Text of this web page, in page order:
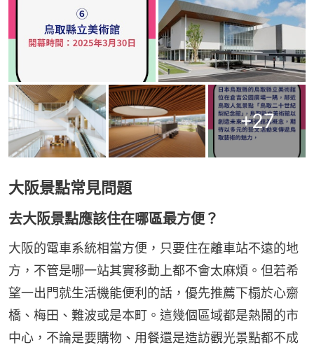
+27
大阪景點常見問題
去大阪景點應該住在哪區最方便？
大阪的電車系統相當方便，只要住在離車站不遠的地
方，不管是哪一站其實移動上都不會太麻煩。但若希
望一出門就生活機能便利的話，優先推薦下榻於心齋
橋、梅田、難波或是本町。這幾個區域都是熱鬧的市
中心，不論是要購物、用餐還是造訪觀光景點都不成